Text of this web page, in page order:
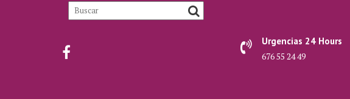
Urgencias 24 Hours
676 55 24 49